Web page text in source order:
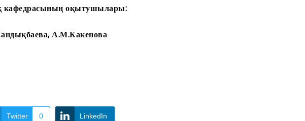
кафедрасының оқытушылары:
А.М.Какенова
Twitter 0 LinkedIn